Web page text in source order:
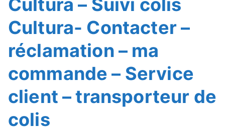
Cultura – Suivi colis
Cultura- Contacter –
réclamation – ma
commande – Service
client – transporteur de
colis